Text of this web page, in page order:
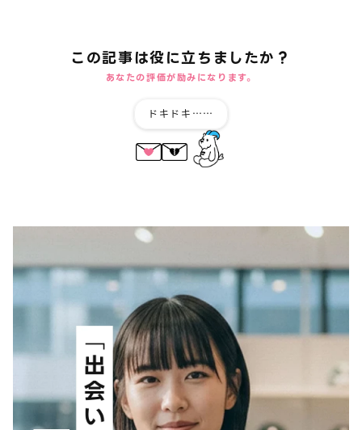
この記事は役に立ちましたか？
あなたの評価が励みになります。
ドキドキ……